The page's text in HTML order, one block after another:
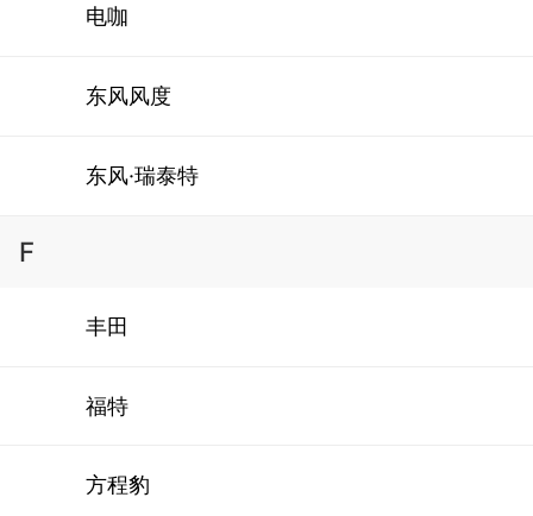
电咖
东风风度
东风·瑞泰特
F
丰田
福特
方程豹